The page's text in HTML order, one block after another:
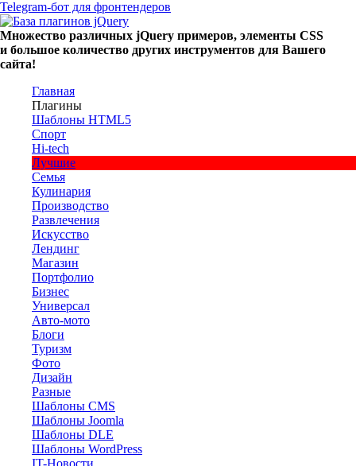
Telegram-бот для фронтендеров
Множество различных jQuery примеров, элементы CSS
и большое количество других инструментов для Вашего
сайта!
Главная
Плагины
Шаблоны HTML5
Спорт
Hi-tech
Лучшие
Семья
Кулинария
Производство
Развлечения
Искусство
Лендинг
Магазин
Портфолио
Бизнес
Универсал
Авто-мото
Блоги
Туризм
Фото
Дизайн
Разные
Шаблоны CMS
Шаблоны Joomla
Шаблоны DLE
Шаблоны WordPress
IT-Новости